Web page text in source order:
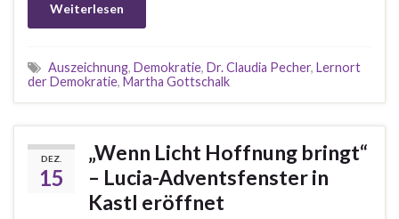
Weiterlesen
Auszeichnung, Demokratie, Dr. Claudia Pecher, Lernort
der Demokratie, Martha Gottschalk
DEZ.
15
„Wenn Licht Hoffnung bringt“
– Lucia-Adventsfenster in
Kastl eröffnet